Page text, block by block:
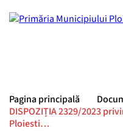
Pagina principală
DISPOZIȚIA 2329/2023
Ploiesti…